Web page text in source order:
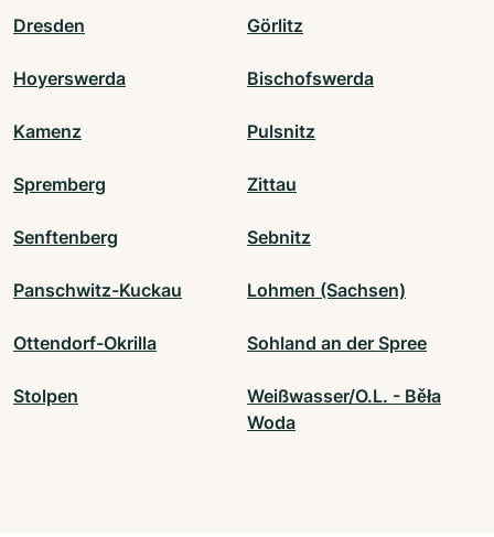
Dresden Görlitz
Hoyerswerda Bischofswerda
Kamenz Pulsnitz
Spremberg Zittau
Senftenberg Sebnitz
Panschwitz-Kuckau Lohmen (Sachsen)
Ottendorf-Okrilla Sohland an der Spree
Stolpen
Weißwasser/O.L. - Běła
Woda